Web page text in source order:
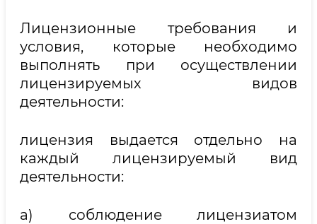
Лицензионные требования и
условия, которые необходимо
выполнять при осуществлении
лицензируемых видов
деятельности:
лицензия выдается отдельно на
каждый лицензируемый вид
деятельности:
а) соблюдение лицензиатом